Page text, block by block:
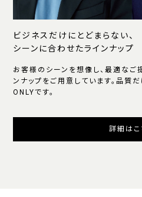
ビジネスだけにとどまらない、
シーンに合わせたラインナップ
お客様のシーンを想像し、最適なご
ンナップをご用意しています。品質
ONLYです。
詳細はこ